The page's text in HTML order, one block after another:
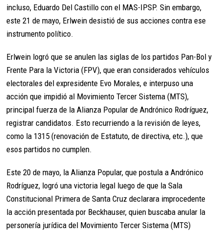
incluso, Eduardo Del Castillo con el MAS-IPSP. Sin embargo,
este 21 de mayo, Erlwein desistió de sus acciones contra ese
instrumento político.
Erlwein logró que se anulen las siglas de los partidos Pan-Bol y
Frente Para la Victoria (FPV), que eran considerados vehículos
electorales del expresidente Evo Morales, e interpuso una
acción que impidió al Movimiento Tercer Sistema (MTS),
principal fuerza de la Alianza Popular de Andrónico Rodríguez,
registrar candidatos. Esto recurriendo a la revisión de leyes,
como la 1315 (renovación de Estatuto, de directiva, etc.), que
esos partidos no cumplen.
Este 20 de mayo, la Alianza Popular, que postula a Andrónico
Rodríguez, logró una victoria legal luego de que la Sala
Constitucional Primera de Santa Cruz declarara improcedente
la acción presentada por Beckhauser, quien buscaba anular la
personería jurídica del Movimiento Tercer Sistema (MTS)